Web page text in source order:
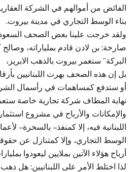
الفائض من أموالهم في الشركة
بناء الوسط التجاري في مدينة بيروت.
ولقد خرجت علينا بعض الصحف
صارخة: بن لادن قادم بملياراته،
البركة” ستغمر بيروت بالذهب الابريز،
بل إن هذه الصحف بهرت اللبنانيين
أو ستدفع كمساهمات في رأسمال
نهاية المطاف شركة تجارية خاصة
والإمكانات والأرباح في مشروع
اللبنانية فيه، إلا كمنفذ – بالسخرة –
الوسط التجاري، وإلا كمتنازل عن
أرباح هؤلاء الآتين بملايين ليعودوا
لذا اختلط الأمر على اللبنانيين: هل